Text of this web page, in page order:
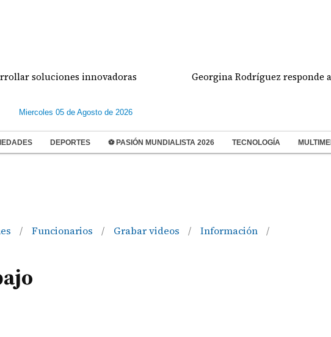
soluciones innovadoras Georgina Rodríguez responde a
Miercoles 05 de Agosto de 2026
DEPORTES ⚽ PASIÓN MUNDIALISTA 2026 TECNOLOGÍA
/ Funcionarios / Grabar videos / Información /